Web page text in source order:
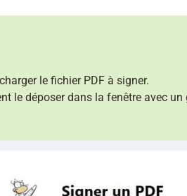
le fichier PDF à signer.
le déposer dans la fenêtre avec